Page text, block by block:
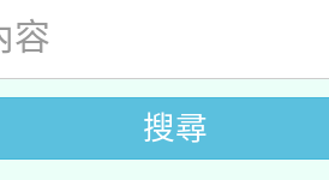
動專業研習
能─人工智慧
素養講師名單
內容與教學軟
搜尋